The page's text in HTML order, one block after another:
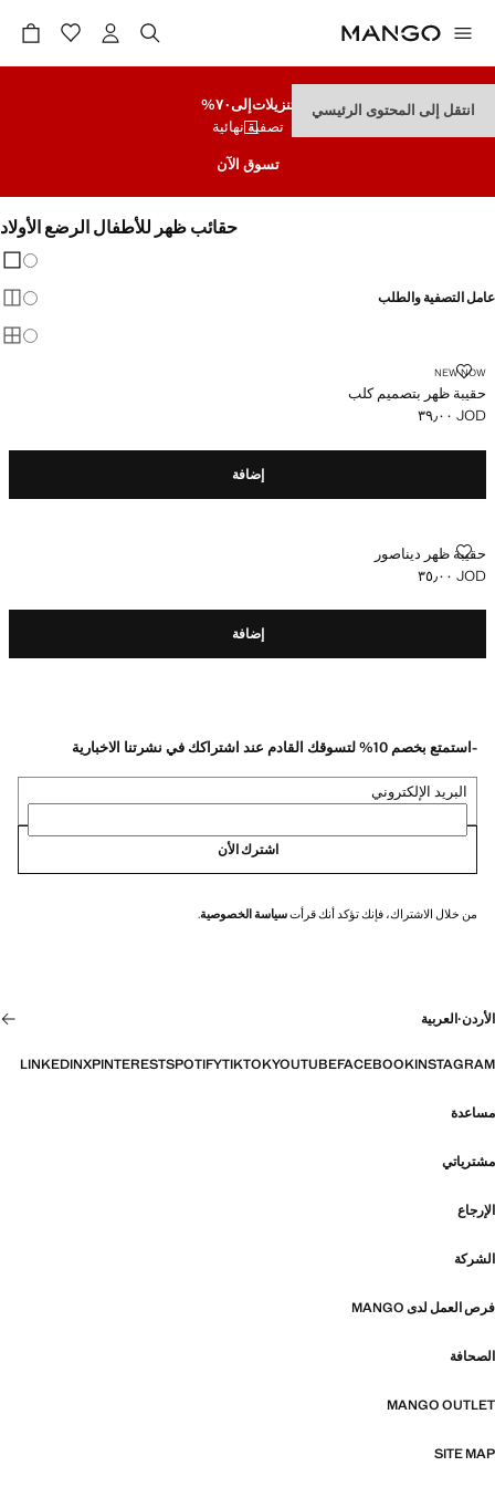
انتقل إلى المحتوى الرئيسي تنزيلاتإلى٧٠%
تصفية نهائية
تسوق الآن
حقائب ظهر للأطفال الرضع الأولاد
عامل التصفية والطلب
NEW NOW
حقيبة ظهر بتصميم كلب
حقيبة ظهر بتصميم كلب
السعر الحالي [JOD ٣٩٫٠٠ ]
JOD ٣٩٫٠٠
إضافة
حقيبة ظهر ديناصور
حقيبة ظهر ديناصور
السعر الحالي [JOD ٣٥٫٠٠ ]
JOD ٣٥٫٠٠
إضافة
-استمتع بخصم 10% لتسوقك القادم عند اشتراكك في نشرتنا الاخبارية
البريد الإلكتروني
اشترك الأن
من خلال الاشتراك، فإنك تؤكد أنك قرأتسياسة الخصوصية.
الأردن·العربية
INSTAGRAM
FACEBOOK
YOUTUBE
TIKTOK
SPOTIFY
PINTEREST
X
LINKEDIN
مساعدة
مشترياتي
الإرجاع
الشركة
فرص العمل لدى MANGO
الصحافة
MANGO OUTLET
SITE MAP